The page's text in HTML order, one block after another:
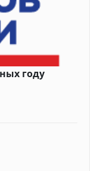
году